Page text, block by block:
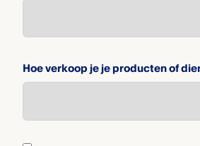
Hoe verkoop je je producten of